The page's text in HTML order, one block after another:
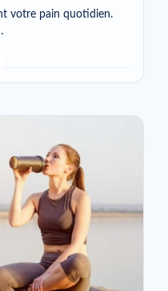
votre pain quotidien.